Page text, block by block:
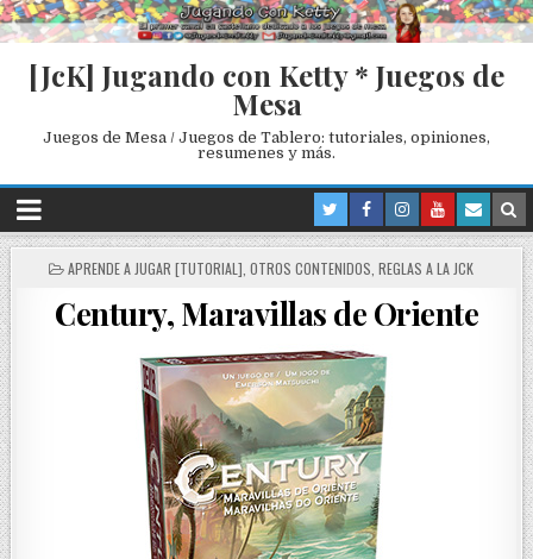
[JcK] Jugando con Ketty * Juegos de
Mesa
Juegos de Mesa / Juegos de Tablero: tutoriales, opiniones,
resumenes y más.
P
S
T
APRENDE A JUGAR [TUTORIAL] OTROS CONTENIDOS REGLAS A LA JCK
Century, Maravillas de Oriente